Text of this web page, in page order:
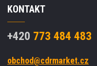
KONTAKT
+420 773 484 483
obchod@cdrmarket.cz